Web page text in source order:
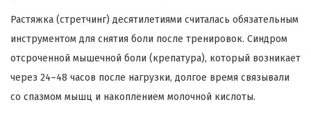
Растяжка (стретчинг) десятилетиями считалась обязательным
инструментом для снятия боли после тренировок. Синдром
отсроченной мышечной боли (крепатура), который возникает
через 24–48 часов после нагрузки, долгое время связывали
со спазмом мышц и накоплением молочной кислоты.